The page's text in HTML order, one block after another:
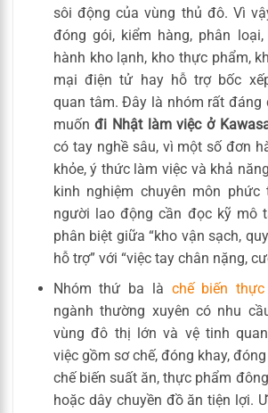
sôi động của vùng thủ đô. Vì
đóng gói, kiểm hàng, phân
hành kho lạnh, kho thực phẩm,
mại điện tử hay hỗ trợ bốc
quan tâm. Đây là nhóm rất đáng
muốnđi Nhật làm việc ở
có tay nghề sâu, vì một số đơn
khỏe, ý thức làm việc và khả
kinh nghiệm chuyên môn phức
người lao động cần đọc kỹ mô
phân biệt giữa “kho vận sạch,
hỗ trợ” với “việc tay chân nặng,
Nhóm thứ ba là chế biến
ngành thường xuyên có nhu
vùng đô thị lớn và vệ tinh
việc gồm sơ chế, đóng khay,
chế biến suất ăn, thực phẩm
hoặc dây chuyền đồ ăn tiện lợi.